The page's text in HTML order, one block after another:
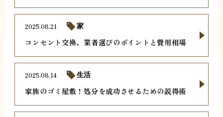
コンセント交換、業者選びのポイントと費用相場
2025.08.21 家
家族のゴミ屋敷！処分を成功させるための説得術
2025.08.14 生活